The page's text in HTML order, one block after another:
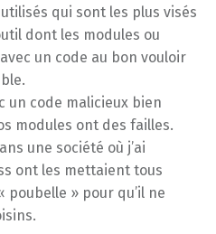
qui sont les plus visés
dont les modules ou
un code au bon vouloir
un code malicieux bien
modules ont des failles.
une société où j’ai
ont les mettaient tous
» pour qu’il ne